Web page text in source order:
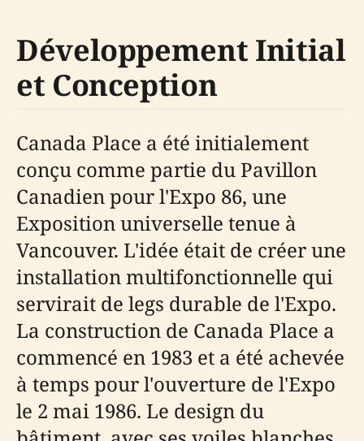
Développement Initial
et Conception
Canada Place a été initialement
conçu comme partie du Pavillon
Canadien pour l'Expo 86, une
Exposition universelle tenue à
Vancouver. L'idée était de créer une
installation multifonctionnelle qui
servirait de legs durable de l'Expo.
La construction de Canada Place a
commencé en 1983 et a été achevée
à temps pour l'ouverture de l'Expo
le 2 mai 1986. Le design du